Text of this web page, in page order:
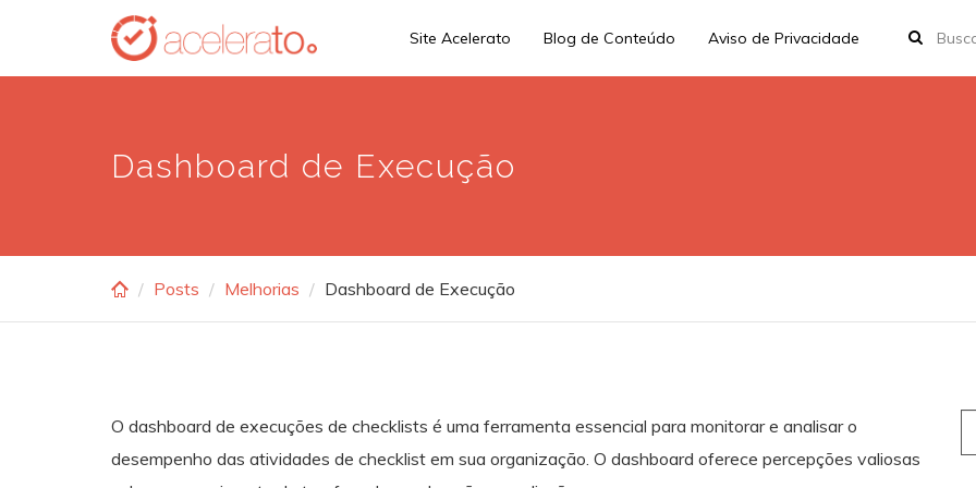
main
Site Acelerato Blog de Conteúdo Aviso de Privacidade
Dashboard de Execução
Posts Melhorias Dashboard de Execução
O dashboard de execuções de checklists é uma ferramenta essencial para monitorar e analisar o
desempenho das atividades de checklist em sua organização. O dashboard oferece percepções valiosas